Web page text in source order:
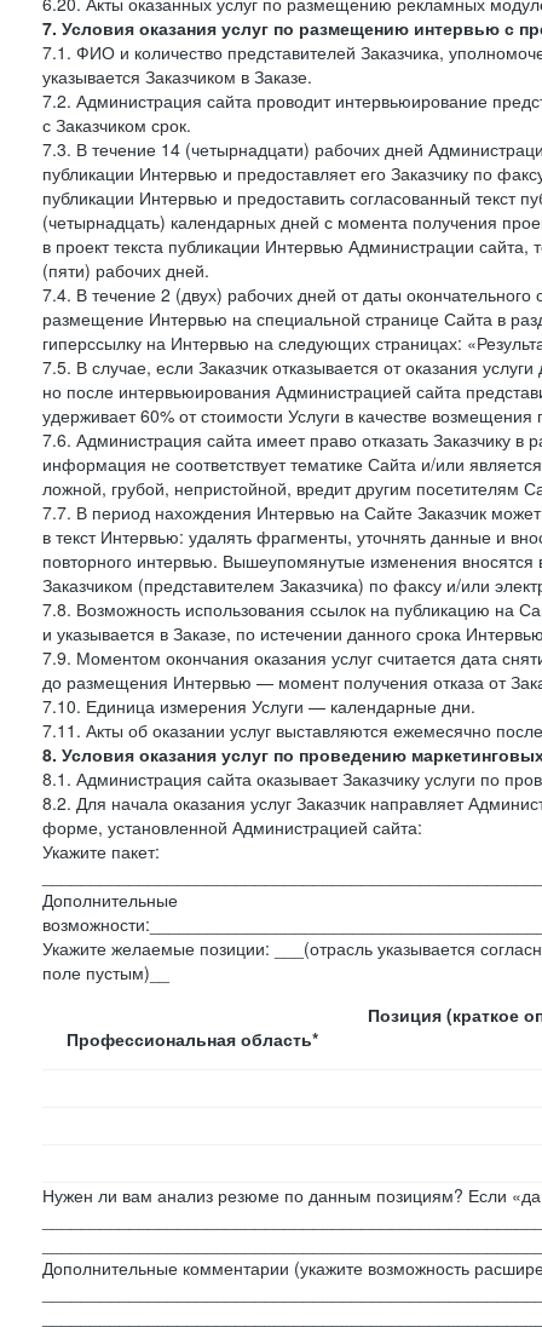
7. Условия оказания услуг по размещению интервью с
7.1. ФИО и количество представителей Заказчика,
указывается Заказчиком в Заказе.
7.2. Администрация сайта проводит интервьюирование
с Заказчиком срок.
7.3. В течение 14 (четырнадцати) рабочих дней
публикации Интервью и предоставляет его Заказчику по
публикации Интервью и предоставить согласованный текст
(четырнадцать) календарных дней с момента получения
в проект текста публикации Интервью Администрации сайта,
(пяти) рабочих дней.
7.4. В течение 2 (двух) рабочих дней от даты
размещение Интервью на специальной странице Сайта в
гиперссылку на Интервью на следующих страницах:
7.5. В случае, если Заказчик отказывается от оказания
но после интервьюирования Администрацией сайта
удерживает 60% от стоимости Услуги в качестве
7.6. Администрация сайта имеет право отказать Заказчику
информация не соответствует тематике Сайта и/или
ложной, грубой, непристойной, вредит другим посетителям
7.7. В период нахождения Интервью на Сайте Заказчик
в текст Интервью: удалять фрагменты, уточнять данные и
повторного интервью. Вышеупомянутые изменения
Заказчиком (представителем Заказчика) по факсу и/или
7.8. Возможность использования ссылок на публикацию на
и указывается в Заказе, по истечении данного срока
7.9. Моментом окончания оказания услуг считается дата
до размещения Интервью — момент получения отказа от
7.10. Единица измерения Услуги — календарные дни.
7.11. Акты об оказании услуг выставляются ежемесячно
8. Условия оказания услуг по проведению
8.1. Администрация сайта оказывает Заказчику услуги по
8.2. Для начала оказания услуг Заказчик направляет
форме, установленной Администрацией сайта:
Укажите пакет:
Дополнительные
Укажите желаемые позиции: ___(отрасль указывается
поле пустым)__
Профессиональная область*
Позиция (краткое
Нужен ли вам анализ резюме по данным позициям? Если
Дополнительные комментарии (укажите возможность